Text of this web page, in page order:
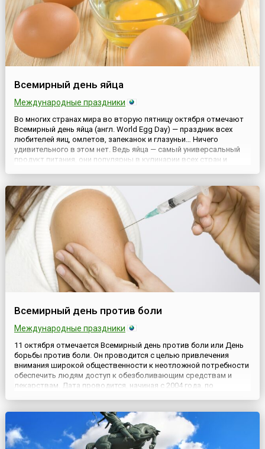
Всемирный день яйца
Международные праздники
Во многих странах мира во вторую пятницу октября отмечают
Всемирный день яйца (англ. World Egg Day) — праздник всех
любителей яиц, омлетов, запеканок и глазуньи… Ничего
удивительного в этом нет. Ведь яйца — самый универсальный
продукт питания, они популярны в кулинарии всех стран и
Всемирный день против боли
Международные праздники
11 октября отмечается Всемирный день против боли или День
борьбы против боли. Он проводится с целью привлечения
внимания широкой общественности к неотложной потребности
обеспечить людям доступ к обезболивающим средствам и
лекарствам. Дата проводится, начиная с 2004 года, по